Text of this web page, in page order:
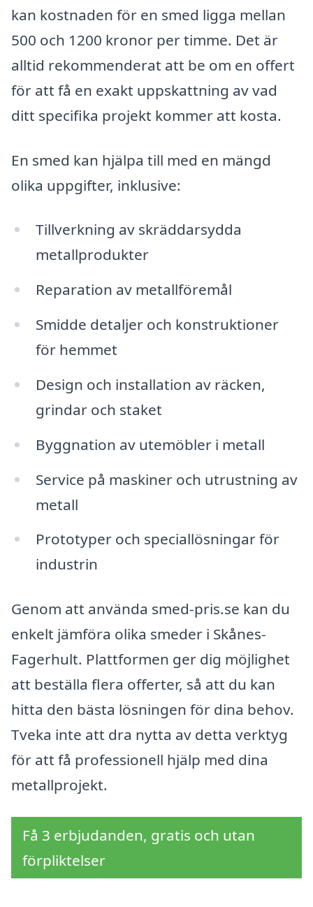
kan kostnaden för en smed ligga mellan
500 och 1200 kronor per timme. Det är
alltid rekommenderat att be om en offert
för att få en exakt uppskattning av vad
ditt specifika projekt kommer att kosta.
En smed kan hjälpa till med en mängd
olika uppgifter, inklusive:
Tillverkning av skräddarsydda
metallprodukter
Reparation av metallföremål
Smidde detaljer och konstruktioner
för hemmet
Design och installation av räcken,
grindar och staket
Byggnation av utemöbler i metall
Service på maskiner och utrustning av
metall
Prototyper och speciallösningar för
industrin
Genom att använda smed-pris.se kan du
enkelt jämföra olika smeder i Skånes-
Fagerhult. Plattformen ger dig möjlighet
att beställa flera offerter, så att du kan
hitta den bästa lösningen för dina behov.
Tveka inte att dra nytta av detta verktyg
för att få professionell hjälp med dina
metallprojekt.
Få 3 erbjudanden, gratis och utan
förpliktelser